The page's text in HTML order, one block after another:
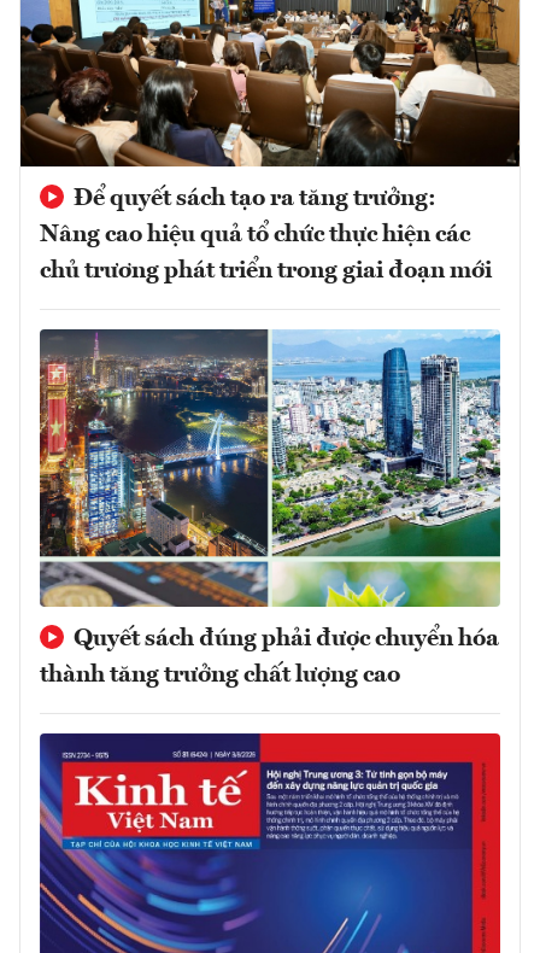
Để quyết sách tạo ra tăng trưởng:
Nâng cao hiệu quả tổ chức thực hiện các
chủ trương phát triển trong giai đoạn mới
Quyết sách đúng phải được chuyển hóa
thành tăng trưởng chất lượng cao